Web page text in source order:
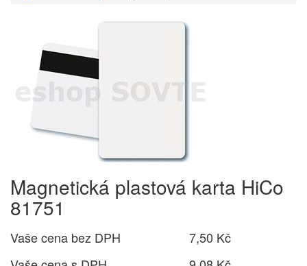
Magnetická plastová karta HiCo
81751
Vaše cena bez DPH
7,50 Kč